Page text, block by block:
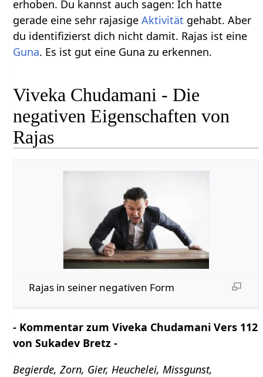
erhoben. Du kannst auch sagen: Ich hatte
gerade eine sehr rajasigeAktivität gehabt. Aber
du identifizierst dich nicht damit. Rajas ist eine
Guna. Es ist gut eine Guna zu erkennen.
Viveka Chudamani - Die
negativen Eigenschaften von
Rajas
Rajas in seiner negativen Form
- Kommentar zum Viveka Chudamani Vers 112
von Sukadev Bretz -
Begierde, Zorn, Gier, Heuchelei, Missgunst,